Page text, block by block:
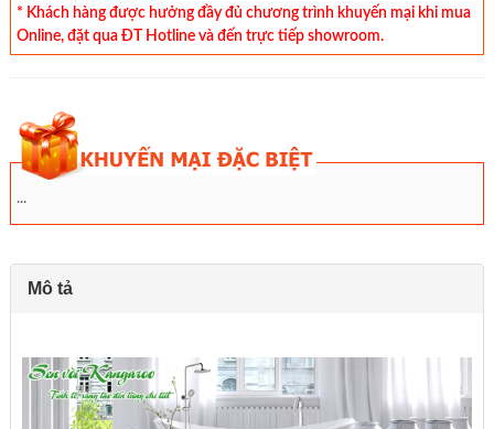
* Khách hàng được hưởng đầy đủ chương trình khuyến mại khi mua
Online, đặt qua ĐT Hotline và đến trực tiếp showroom.
...
Mô tả